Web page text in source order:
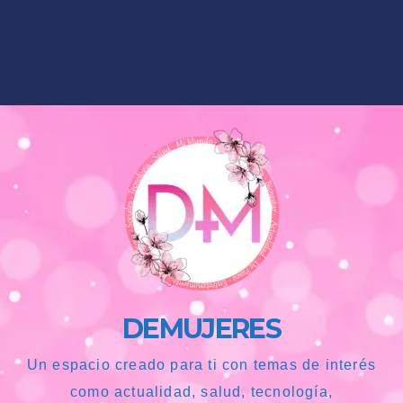
DEMUJERES
Un espacio creado para ti con temas de interés
como actualidad, salud, tecnología,